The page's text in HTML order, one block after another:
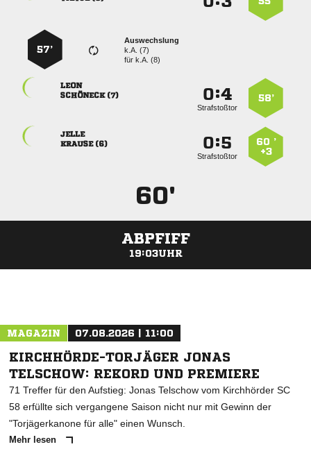
Auswechslung
k.A. (7)
fürk.A. (8)
57’
58’
:
Strafstoßtor

 
60 ’
+3
:
Strafstoßtor

 
60'
ABPFIFF
19:03UHR
MAGAZIN 07.08.2026 | 11:00
KIRCHHÖRDE-TORJÄGER JONAS
TELSCHOW: REKORD UND PREMIERE
71 Treffer für den Aufstieg: Jonas Telschow vom Kirchhörder SC
58 erfüllte sich vergangene Saison nicht nur mit Gewinn der
"Torjägerkanone für alle" einen Wunsch.
Mehr lesen